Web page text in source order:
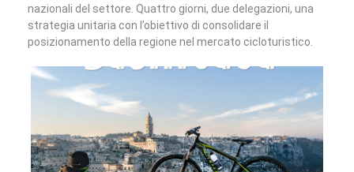
nazionali del settore. Quattro giorni, due delegazioni, una
strategia unitaria con l’obiettivo di consolidare il
posizionamento della regione nel mercato cicloturistico.